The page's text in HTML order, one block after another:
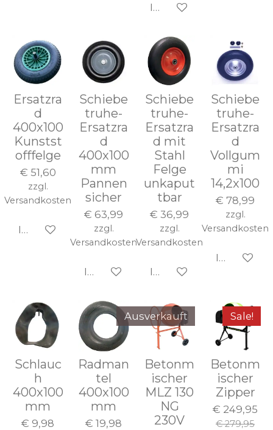
In den Warenkorb
Ersatzra
d
400x100
Kunstst
offfelge
€ 51,60
zzgl.
Versandkosten
In den Warenkorb
Schiebe
truhe-
Ersatzra
d
400x100
mm
Pannen
sicher
€ 63,99
zzgl.
Versandkosten
In den Warenkorb
Schiebe
truhe-
Ersatzra
d mit
Stahl
Felge
unkaput
tbar
€ 36,99
zzgl.
Versandkosten
In den Warenkorb
Schiebe
truhe-
Ersatzra
d
Vollgum
mi
14,2x100
€ 78,99
zzgl.
Versandkosten
In den
Schlauc
h
400x100
mm
€ 9,98
Radman
tel
400x100
mm
€ 19,98
Ausverkauft
Betonm
ischer
MLZ 130
NG
230V
Sale!
Betonm
ischer
Zipper
€ 249,95
€ 279,95